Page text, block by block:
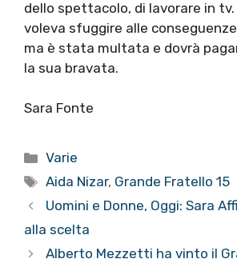
dello spettacolo, di lavorare in tv.
voleva sfuggire alle
ma è stata multata e dovrà
la sua bravata.
Sara Fonte
Categorie
Varie
Tag
Aida Nizar, Grande Fratello 15
Uomini e Donne, Oggi: Sara
alla scelta
Alberto Mezzetti ha vinto il